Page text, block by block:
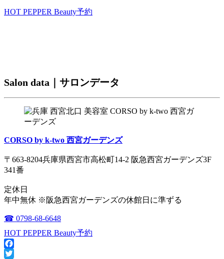
HOT PEPPER Beauty予約
Salon data｜サロンデータ
CORSO by k-two 西宮ガーデンズ
〒663-8204兵庫県西宮市高松町14-2 阪急西宮ガーデンズ3F
341番
定休日
年中無休 ※阪急西宮ガーデンズの休館日に準ずる
☎ 0798-68-6648
HOT PEPPER Beauty予約
Facebook